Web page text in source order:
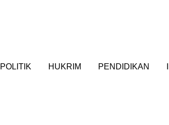
POLITIK HUKRIM PENDIDIKAN